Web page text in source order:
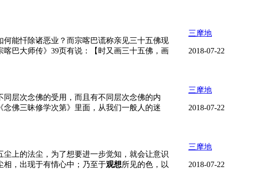
能忏除诸恶业？而宗喀巴谎称亲见三十五佛现
巴大师传》39页有说：【时又画三十五佛，画
三摩地
2018-07-22
层次念佛的受用，而且有不同层次念佛的内
佛三昧修学次第》里面，从我们一般人的迷
三摩地
2018-07-22
上的法尘，为了想要进一步觉知，就会让意识
相，出现于有情心中；乃至于观想所见的色，以
三摩地
2018-07-22